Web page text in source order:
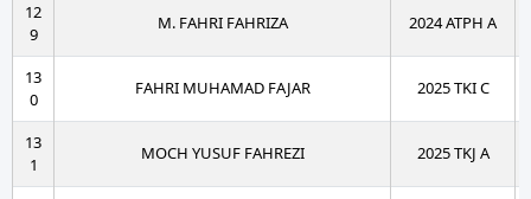
12
9
M. FAHRI FAHRIZA 2024 ATPH A
13
0
FAHRI MUHAMAD FAJAR 2025 TKI C
13
1
MOCH YUSUF FAHREZI 2025 TKJ A